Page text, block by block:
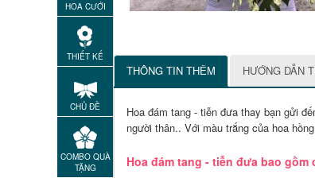
HOA CƯỚI
THIẾT KẾ
CHỦ ĐỀ
COMBO QUÀ
TẶNG
THÔNG TIN THÊM HƯỚNG DẪN
Hoa đám tang - tiễn đưa thay bạn gửi
người thân.. Với màu trắng của hoa
Hoa đám tang - tiễn đưa bao gồm